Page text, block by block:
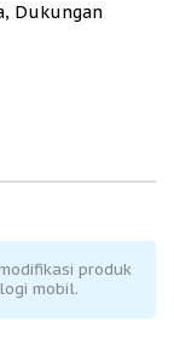
Dukungan
produk
mobil.